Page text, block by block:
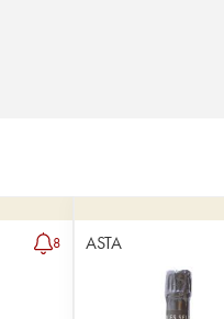
8 ASTA